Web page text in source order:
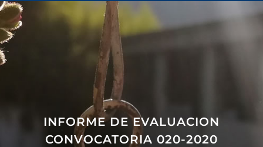
INFORME DE EVALUACION
CONVOCATORIA 020-2020